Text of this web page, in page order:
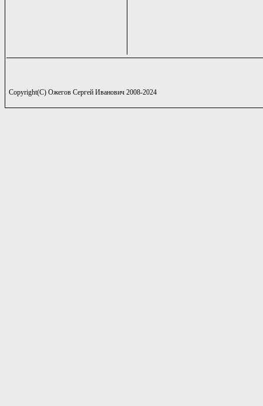
Copyright(C) Ожегов Сергей Иванович 2008-2024